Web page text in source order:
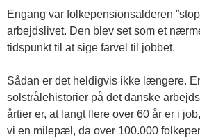
Engang var folkepensionsalderen
arbejdslivet. Den blev set som et
tidspunkt til at sige farvel til jobbet.
Sådan er det heldigvis ikke længere.
solstrålehistorier på det danske
årtier er, at langt flere over 60 år er i
vi en milepæl, da over 100.000